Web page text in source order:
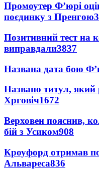
Промоутер Ф’юрі
поєдинку з Пренгою
Позитивний тест на
виправдали3837
Названа дата бою
Названо титул, який
Хрговіч1672
Верховен пояснив,
бій з Усиком908
Кроуфорд отримав
Альвареса836